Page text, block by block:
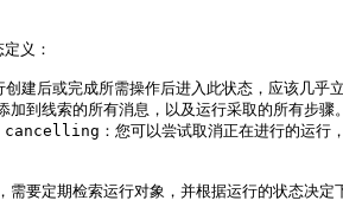
义：
创建后或完成所需操作后进入此状态，应该
加到线索的所有消息，以及运行采取的所有
cancelling：您可以尝试取消正在进行的
需要定期检索运行对象，并根据运行的状态决定